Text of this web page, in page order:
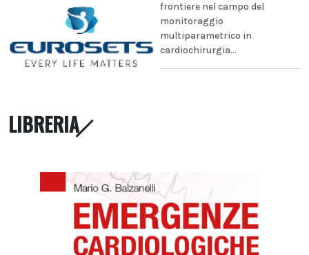
frontiere nel campo del
monitoraggio
multiparametrico in
cardiochirurgia...
LIBRERIA